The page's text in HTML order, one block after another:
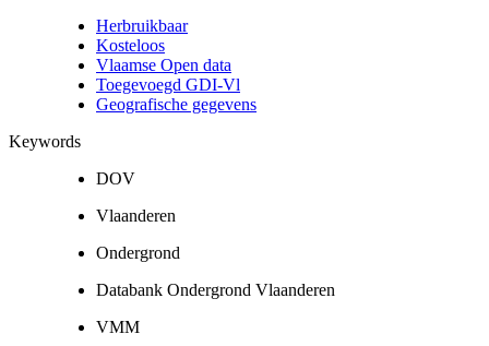
Herbruikbaar
Kosteloos
Vlaamse Open data
Toegevoegd GDI-Vl
Geografische gegevens
Keywords
DOV
Vlaanderen
Ondergrond
Databank Ondergrond Vlaanderen
VMM